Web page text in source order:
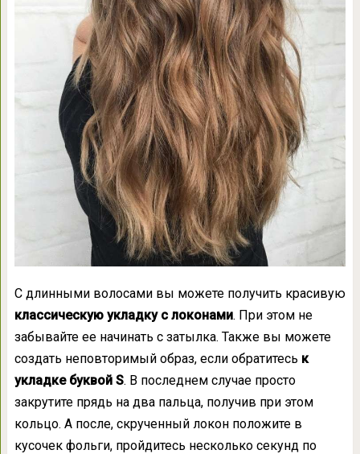
С длинными волосами вы можете получить красивую
классическую укладку с локонами. При этом не
забывайте ее начинать с затылка. Также вы можете
создать неповторимый образ, если обратитесь к
укладке буквой S. В последнем случае просто
закрутите прядь на два пальца, получив при этом
кольцо. А после, скрученный локон положите в
кусочек фольги, пройдитесь несколько секунд по